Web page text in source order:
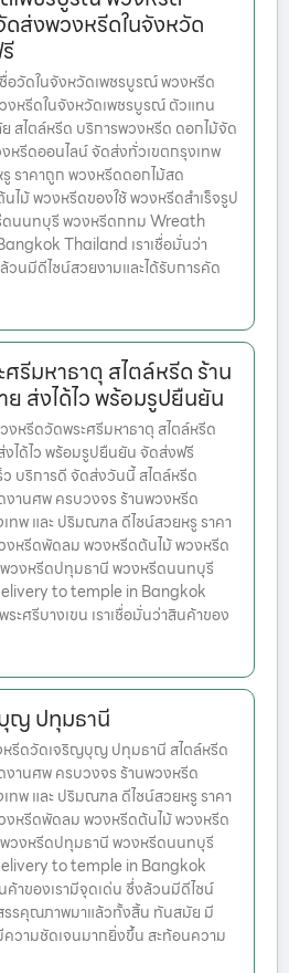
ส่งพวงหรีดในจังหวัด
วัดในจังหวัดเพชรบูรณ์ พวงหรีด
งหรีดในจังหวัดเพชรบูรณ์ ตัวแทน
สไตล์หรีด บริการพวงหรีด ดอกไม้จัด
หรีดออนไลน์ จัดส่งทั่วเขตกรุงเทพ
ราคาถูก พวงหรีดดอกไม้สด
ม้ พวงหรีดของใช้ พวงหรีดสำเร็จรูป
นนทบุรี พวงหรีดกทม Wreath
Thailand เราเชื่อมั่นว่า
วนมีดีไซน์สวยงามและได้รับการคัด
รีมหาธาตุ สไตล์หรีด ร้าน
ส่งได้ไว พร้อมรูปยืนยัน
หรีดวัดพระศรีมหาธาตุ สไตล์หรีด
ได้ไว พร้อมรูปยืนยัน จัดส่งฟรี
บริการดี จัดส่งวันนี้ สไตล์หรีด
านศพ ครบวงจร ร้านพวงหรีด
ทพ และ ปริมณฑล ดีไซน์สวยหรู ราคา
หรีดพัดลม พวงหรีดต้นไม้ พวงหรีด
พวงหรีดปทุมธานี พวงหรีดนนทบุรี
to temple in Bangkok
ศรีบางเขน เราเชื่อมั่นว่าสินค้าของ
ญ ปทุมธานี
รีดวัดเจริญบุญ ปทุมธานี สไตล์หรีด
านศพ ครบวงจร ร้านพวงหรีด
ทพ และ ปริมณฑล ดีไซน์สวยหรู ราคา
หรีดพัดลม พวงหรีดต้นไม้ พวงหรีด
พวงหรีดปทุมธานี พวงหรีดนนทบุรี
to temple in Bangkok
ค้าของเรามีจุดเด่น ซึ่งล้วนมีดีไซน์
รรคุณภาพมาแล้วทั้งสิ้น ทันสมัย มี
วามชัดเจนมากยิ่งขึ้น สะท้อนความ